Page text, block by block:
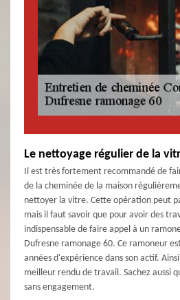
Le nettoyage régulier de la
Il est très fortement recommandé de
de la cheminée de la maison
nettoyer la vitre. Cette opération peut
mais il faut savoir que pour avoir des
indispensable de faire appel à un
Dufresne ramonage 60. Ce ramoneur
années d'expérience dans son actif.
meilleur rendu de travail. Sachez aussi
sans engagement.